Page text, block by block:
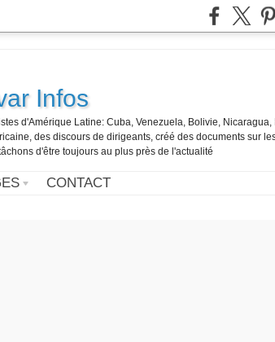
Infos
d'Amérique Latine: Cuba, Venezuela, Bolivie,
des discours de dirigeants, créé des documents sur
d'être toujours au plus près de l'actualité
CONTACT